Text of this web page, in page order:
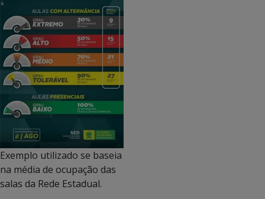
Exemplo utilizado se baseia
na média de ocupação das
salas da Rede Estadual.